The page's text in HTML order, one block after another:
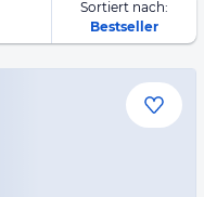
Sortiert nach:
Bestseller